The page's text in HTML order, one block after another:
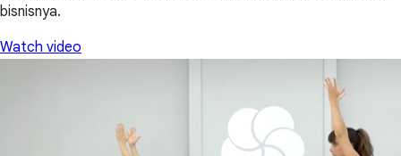
bisnisnya.
Watch video